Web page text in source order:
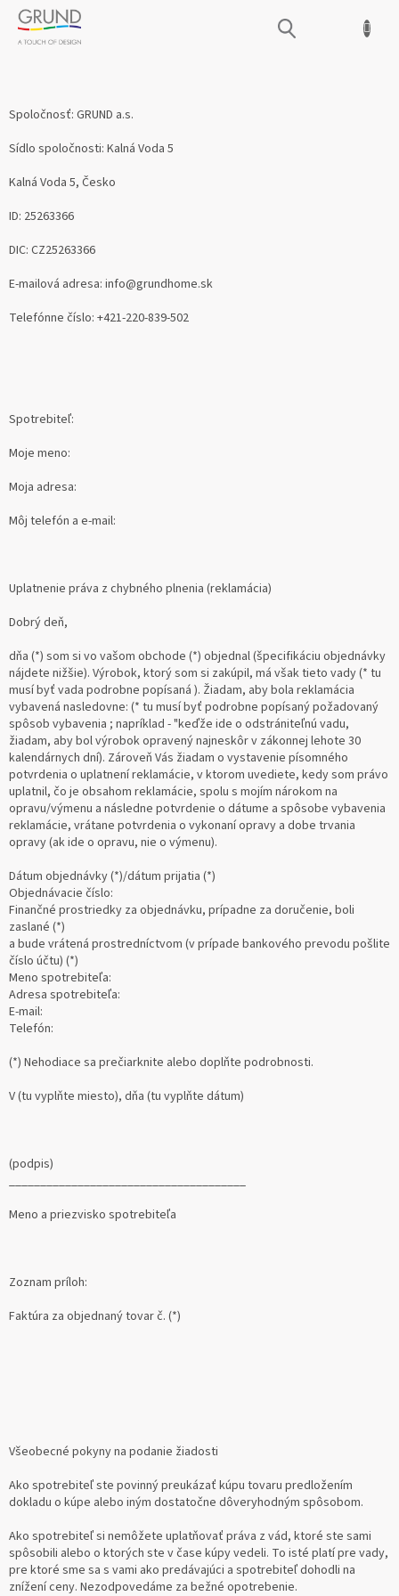
Prejsť
obsah
NÁKUPNÝ
REKLAMAČNÝ FORMULÁR
Spoločnosť: GRUND a.s.
Sídlo spoločnosti: Kalná Voda 5
Kalná Voda 5, Česko
ID: 25263366
DIC: CZ25263366
E-mailová adresa: info@grundhome.sk
Telefónne číslo: +421-220-839-502
Spotrebiteľ:
Moje meno:
Moja adresa:
Môj telefón a e-mail:
Uplatnenie práva z chybného plnenia (reklamácia)
Dobrý deň,
dňa (*) som si vo vašom obchode (*) objednal (špecifikáciu objednávky
nájdete nižšie). Výrobok, ktorý som si zakúpil, má však tieto vady (* tu
musí byť vada podrobne popísaná ). Žiadam, aby bola reklamácia
vybavená nasledovne: (* tu musí byť podrobne popísaný požadovaný
spôsob vybavenia ; napríklad - "keďže ide o odstrániteľnú vadu,
žiadam, aby bol výrobok opravený najneskôr v zákonnej lehote 30
kalendárnych dní). Zároveň Vás žiadam o vystavenie písomného
potvrdenia o uplatnení reklamácie, v ktorom uvediete, kedy som právo
uplatnil, čo je obsahom reklamácie, spolu s mojím nárokom na
opravu/výmenu a následne potvrdenie o dátume a spôsobe vybavenia
reklamácie, vrátane potvrdenia o vykonaní opravy a dobe trvania
opravy (ak ide o opravu, nie o výmenu).
Dátum objednávky (*)/dátum prijatia (*)
Objednávacie číslo:
Finančné prostriedky za objednávku, prípadne za doručenie, boli
zaslané (*)
a bude vrátená prostredníctvom (v prípade bankového prevodu pošlite
číslo účtu) (*)
Meno spotrebiteľa:
Adresa spotrebiteľa:
E-mail:
Telefón:
(*) Nehodiace sa prečiarknite alebo doplňte podrobnosti.
V (tu vyplňte miesto), dňa (tu vyplňte dátum)
(podpis)
Meno a priezvisko spotrebiteľa
Zoznam príloh:
Faktúra za objednaný tovar č. (*)
Všeobecné pokyny na podanie žiadosti
Ako spotrebiteľ ste povinný preukázať kúpu tovaru predložením
dokladu o kúpe alebo iným dostatočne dôveryhodným spôsobom.
Ako spotrebiteľ si nemôžete uplatňovať práva z vád, ktoré ste sami
spôsobili alebo o ktorých ste v čase kúpy vedeli. To isté platí pre vady,
pre ktoré sme sa s vami ako predávajúci a spotrebiteľ dohodli na
znížení ceny. Nezodpovedáme za bežné opotrebenie.